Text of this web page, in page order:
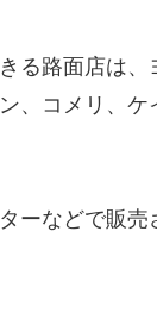
る路面店は
、コメリ、
ーなどで販